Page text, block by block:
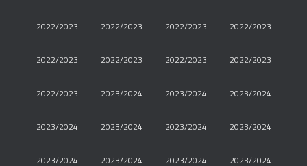
2022/2023 2022/2023 2022/2023 2022/2023
2022/2023 2022/2023 2022/2023 2022/2023
2022/2023 2023/2024 2023/2024 2023/2024
2023/2024 2023/2024 2023/2024 2023/2024
2023/2024 2023/2024 2023/2024 2023/2024